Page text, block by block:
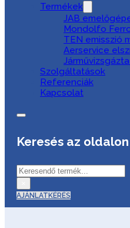
Termékek
JAB
Mondolfo
TEN emisszió
Aerservice
Szolgáltatások
Referenciák
Kapcsolat
Keresés az oldalon
Keresés
AJÁNLATKÉRÉS